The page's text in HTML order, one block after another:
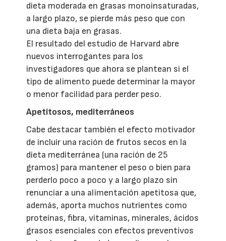
dieta moderada en grasas monoinsaturadas,
a largo plazo, se pierde más peso que con
una dieta baja en grasas.
El resultado del estudio de Harvard abre
nuevos interrogantes para los
investigadores que ahora se plantean si el
tipo de alimento puede determinar la mayor
o menor facilidad para perder peso.
Apetitosos, mediterráneos
Cabe destacar también el efecto motivador
de incluir una ración de frutos secos en la
dieta mediterránea (una ración de 25
gramos) para mantener el peso o bien para
perderlo poco a poco y a largo plazo sin
renunciar a una alimentación apetitosa que,
además, aporta muchos nutrientes como
proteínas, fibra, vitaminas, minerales, ácidos
grasos esenciales con efectos preventivos